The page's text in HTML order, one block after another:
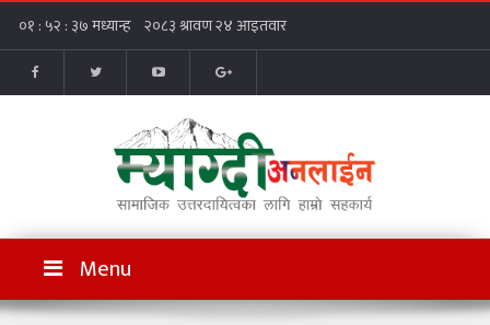
Menu